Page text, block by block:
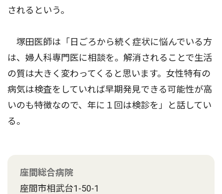
されるという。
塚田医師は「日ごろから続く症状に悩んでいる方
は、婦人科専門医に相談を。解消されることで生活
の質は大きく変わってくると思います。女性特有の
病気は検査をしていれば早期発見できる可能性が高
いのも特徴なので、年に１回は検診を」と話してい
る。
座間総合病院
座間市相武台1-50-1